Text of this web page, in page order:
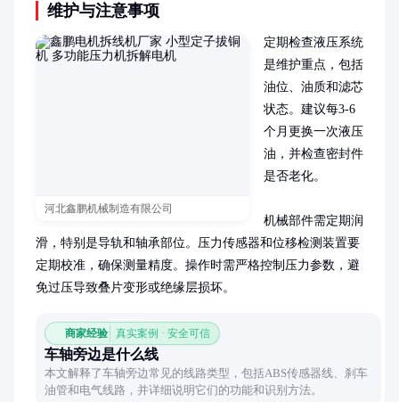
维护与注意事项
河北鑫鹏机械制造有限公司
定期检查液压系统
是维护重点，包括
油位、油质和滤芯
状态。建议每3-6
个月更换一次液压
油，并检查密封件
是否老化。
机械部件需定期润
滑，特别是导轨和轴承部位。压力传感器和位移检测装置要
定期校准，确保测量精度。操作时需严格控制压力参数，避
免过压导致叠片变形或绝缘层损坏。
商家经验 真实案例 · 安全可信
车轴旁边是什么线
本文解释了车轴旁边常见的线路类型，包括ABS传感器线、刹车
油管和电气线路，并详细说明它们的功能和识别方法。